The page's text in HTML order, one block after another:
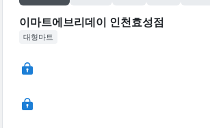
이마트에브리데이 인천효성점
대형마트